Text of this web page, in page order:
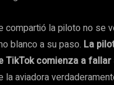
compartió la piloto no se
blanco a su paso. La
TikTok comienza a fallar
la aviadora